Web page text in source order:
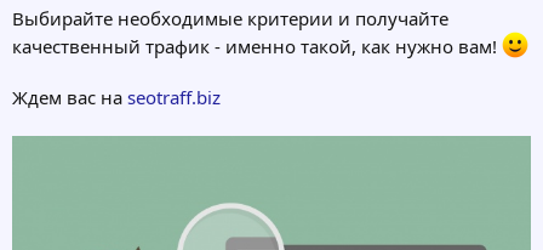
Выбирайте необходимые критерии и получайте
качественный трафик - именно такой, как нужно вам!
Ждем вас на seotraff.biz